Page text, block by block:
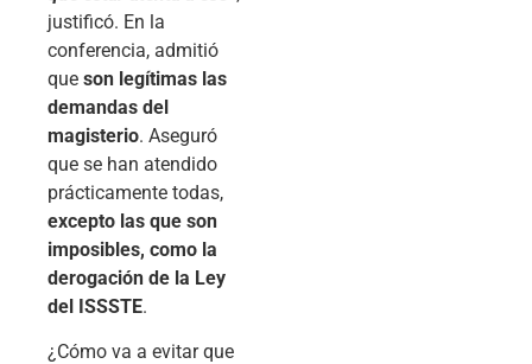
justificó. En la
conferencia, admitió
que son legítimas las
demandas del
magisterio. Aseguró
que se han atendido
prácticamente todas,
excepto las que son
imposibles, como la
derogación de la Ley
del ISSSTE.
¿Cómo va a evitar que